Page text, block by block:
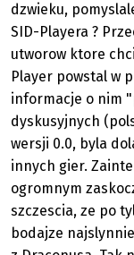
dzwieku,
SID-Playera ?
utworow ktore
Player powstal w
informacje o nim
dyskusyjnych
wersji 0.0, byla
innych gier.
ogromnym
szczescia, ze po
bodajze